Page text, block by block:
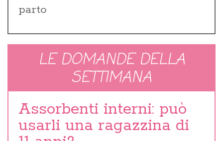
parto
LE DOMANDE DELLA
SETTIMANA
Assorbenti interni: può
usarli una ragazzina di